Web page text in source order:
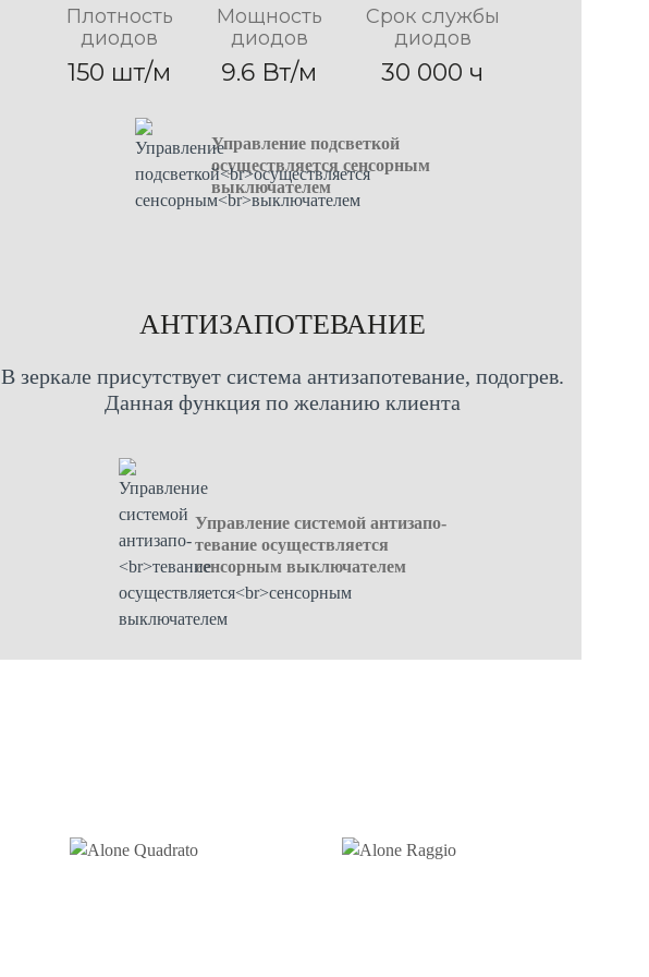
Плотность
диодов
150 шт/м
Мощность
диодов
9.6 Вт/м
Срок службы
диодов
30 000 ч
Управление подсветкой
осуществляется сенсорным
выключателем
AНТИЗАПОТЕВАНИЕ
В зеркале присутствует система антизапотевание, подогрев.
Данная функция по желанию клиента
Управление системой антизапо-
тевание осуществляется
сенсорным выключателем